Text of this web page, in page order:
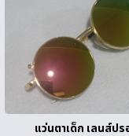
แว่นตาเด็ก เลนส์ปร